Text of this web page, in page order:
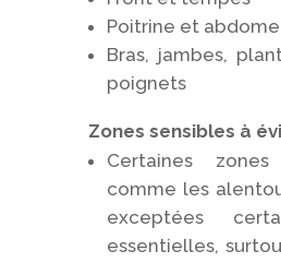
Poitrine et
Bras, jambes,
poignets
Zones sensibles à
Certaines
comme les
exceptées
essentielles,